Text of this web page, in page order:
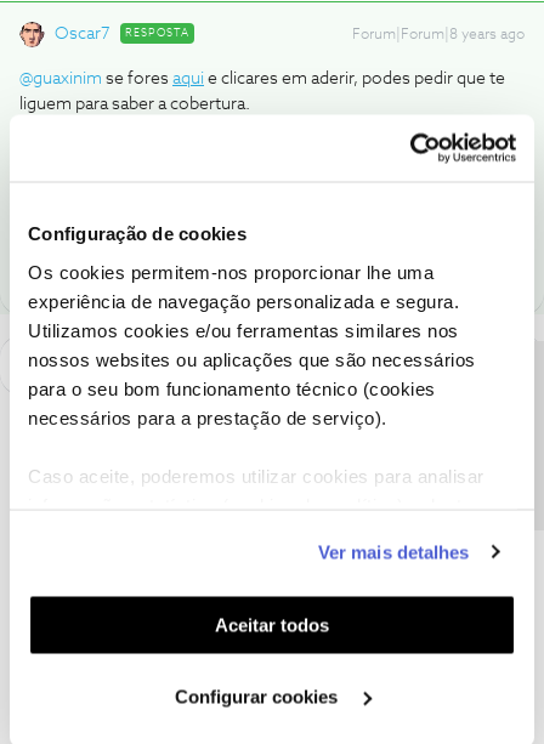
Configuração de cookies
Os cookies permitem-nos proporcionar lhe uma
experiência de navegação personalizada e segura.
Utilizamos cookies e/ou ferramentas similares nos
nossos websites ou aplicações que são necessários
para o seu bom funcionamento técnico (cookies
necessários para a prestação de serviço).
Caso aceite, poderemos utilizar cookies para analisar
funcionalidades (cookies de personalização e
funcionalidade) e adaptar anúncios aos seus interesses
(cookies de publicidade personalizada). Pode gerir a
utilização dos cookies clicando em "Configurar
Ver mais detalhes
Aceitar todos
Configurar cookies
Oscar7 RESPOSTA Forum|Forum|8 years ago
@guaxinim se fores aqui e clicares em aderir, podes pedir que te
liguem para saber a cobertura.
Se clicares em adesão online, podes ser tu a ver o que é que tens
1 pessoa gostou
A poupança que COMBINA